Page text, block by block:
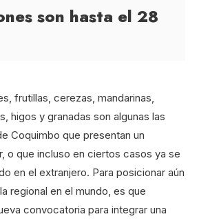
son hasta el 28
frutillas, cerezas, mandarinas,
higos y granadas son algunas las
Coquimbo que presentan un
o que incluso en ciertos casos ya se
en el extranjero. Para posicionar aún
regional en el mundo, es que
convocatoria para integrar una